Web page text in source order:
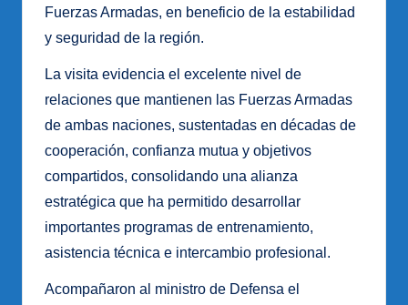
Fuerzas Armadas, en beneficio de la estabilidad
y seguridad de la región.
La visita evidencia el excelente nivel de
relaciones que mantienen las Fuerzas Armadas
de ambas naciones, sustentadas en décadas de
cooperación, confianza mutua y objetivos
compartidos, consolidando una alianza
estratégica que ha permitido desarrollar
importantes programas de entrenamiento,
asistencia técnica e intercambio profesional.
Acompañaron al ministro de Defensa el